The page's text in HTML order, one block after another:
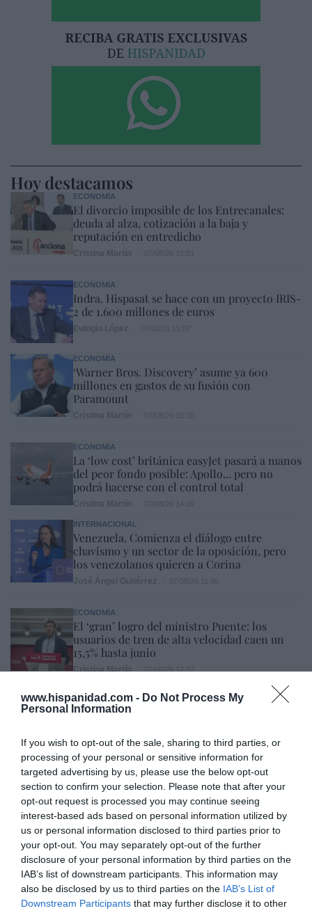
www.hispanidad.com - Do Not Process My
Personal Information
If you wish to opt-out of the sale, sharing to third parties, or
processing of your personal or sensitive information for
targeted advertising by us, please use the below opt-out
section to confirm your selection. Please note that after your
opt-out request is processed you may continue seeing
interest-based ads based on personal information utilized by
us or personal information disclosed to third parties prior to
your opt-out. You may separately opt-out of the further
disclosure of your personal information by third parties on the
IAB’s list of downstream participants. This information may
also be disclosed by us to third parties on the IAB’s List of
Downstream Participants that may further disclose it to other
Hoy destacamos
ECONOMÍA
El divorcio imposible de los Entrecanales:
deuda al alza, cotización a la baja y
reputación en entredicho
ECONOMÍA
Indra. Hispasat se hace con un proyecto IRIS-
2 de 1.600 millones de euros
ECONOMÍA
‘Warner Bros. Discovery’ asume ya 600
millones en gastos de su fusión con
Paramount
ECONOMÍA
La ‘low cost’ británica easyJet pasará a manos
del peor fondo posible: Apollo... pero no
podrá hacerse con el control total
INTERNACIONAL
Venezuela. Comienza el diálogo entre
chavismo y un sector de la oposición, pero
los venezolanos quieren a Corina
ECONOMÍA
El ‘gran’ logro del ministro Puente: los
usuarios de tren de alta velocidad caen un
15,5% hasta junio
Ataque cristianófobo en la muy ‘woke’ ciudad
de Nueva York: destrozan una imagen de la
Redacción 07/08/26 11:46
Marcelo Gullo: “El trabajo de desmitificar la
historia, de poner la verdadera, de
desmontar la falsificación, es un trabajo
cristiano"
por Hispanidad
Artículos anteriores